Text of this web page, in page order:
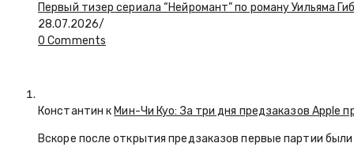
Первый тизер сериала “Нейромант” по роману Уильяма
28.07.2026/
0 Comments
Константин к Мин-Чи Куо: За три дня предзаказов Apple
Вскоре после открытия предзаказов первые партии